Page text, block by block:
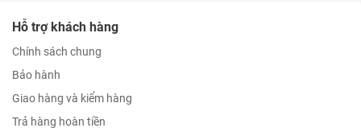
Hỗ trợ khách hàng
Chính sách chung
Bảo hành
Giao hàng và kiểm hàng
Trả hàng hoàn tiền